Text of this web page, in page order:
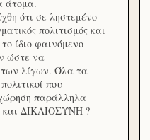
άτομα.
ότι σε ληστεμένο
πολιτισμός και
ίδιο φαινόμενο
ώστε να
των λίγων. Όλα τα
που
παράλληλα
ΔΙΚΑΙΟΣΥΝΗ ?